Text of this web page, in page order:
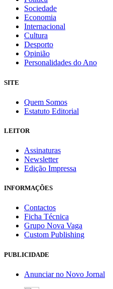
Sociedade
Economia
Internacional
Cultura
Desporto
Opinião
Personalidades do Ano
SITE
Quem Somos
Estatuto Editorial
LEITOR
Assinaturas
Newsletter
Edição Impressa
INFORMAÇÕES
Contactos
Ficha Técnica
Grupo Nova Vaga
Custom Publishing
PUBLICIDADE
Anunciar no Novo Jornal